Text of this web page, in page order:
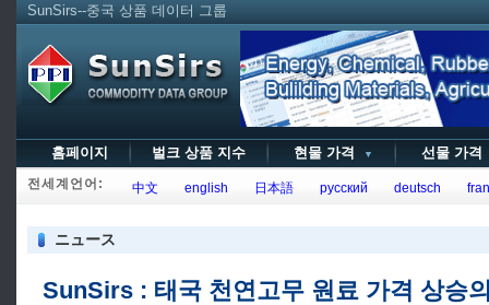
SunSirs--중국 상품 데이터 그룹
홈페이지 벌크 상품 지수 현물 가격 ▼ 선물 가
전세계언어: 中文 english 日本語 русский deutsch
ニュース
SunSirs : 태국 천연고무 원료 가격 상승